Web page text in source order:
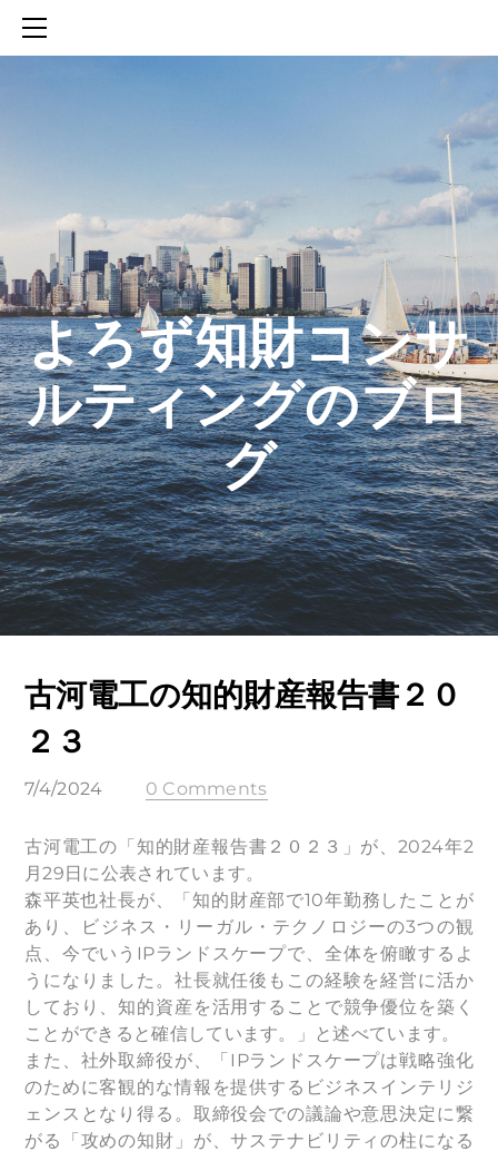
​よろず知財コンサ
ルティングのブロ
グ
古河電工の知的財産報告書２０
２３
7/4/2024 0 Comments
古河電工の「知的財産報告書２０２３」が、2024年2
月29日に公表されています。
森平英也社長が、「知的財産部で10年勤務したことが
あり、ビジネス・リーガル・テクノロジーの3つの観
点、今でいうIPランドスケープで、全体を俯瞰するよ
うになりました。社長就任後もこの経験を経営に活か
しており、知的資産を活用することで競争優位を築く
ことができると確信しています。」と述べています。
また、社外取締役が、「IPランドスケープは戦略強化
のために客観的な情報を提供するビジネスインテリジ
ェンスとなり得る。取締役会での議論や意思決定に繋
がる「攻めの知財」が、サステナビリティの柱になる
SERVICES
知財活動のROICへの貢献
生成AIを活用した知財戦略の策定方法
生成AIとの「壁打ち」で、新たな発明を創出する方法